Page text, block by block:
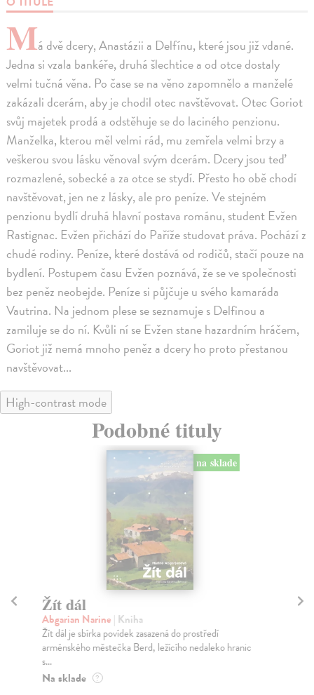
Má dvě dcery, Anastázii a Delfínu, které jsou již vdané.
Jedna si vzala bankéře, druhá šlechtice a od otce dostaly
velmi tučná věna. Po čase se na věno zapomnělo a manželé
zakázali dcerám, aby je chodil otec navštěvovat. Otec Goriot
svůj majetek prodá a odstěhuje se do laciného penzionu.
Manželka, kterou měl velmi rád, mu zemřela velmi brzy a
veškerou svou lásku věnoval svým dcerám. Dcery jsou teď
rozmazlené, sobecké a za otce se stydí. Přesto ho obě chodí
navštěvovat, jen ne z lásky, ale pro peníze. Ve stejném
penzionu bydlí druhá hlavní postava románu, student Evžen
Rastignac. Evžen přichází do Paříže studovat práva. Pochází z
chudé rodiny. Peníze, které dostává od rodičů, stačí pouze na
bydlení. Postupem času Evžen poznává, že se ve společnosti
bez peněz neobejde. Peníze si půjčuje u svého kamaráda
Vautrina. Na jednom plese se seznamuje s Delfinou a
zamiluje se do ní. Kvůli ní se Evžen stane hazardním hráčem,
Goriot již nemá mnoho peněz a dcery ho proto přestanou
navštěvovat...
High-contrast mode
Podobné tituly
na sklade
Žít dál
Abgarian Narine | Kniha
Žít dál je sbírka povídek zasazená do prostředí
arménského městečka Berd, ležícího nedaleko hranic
s...
Na sklade ?